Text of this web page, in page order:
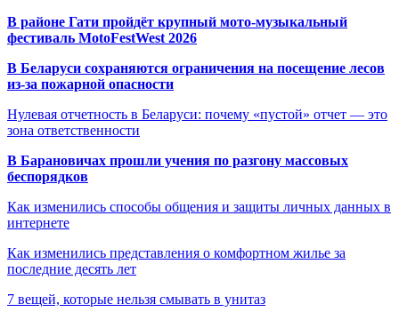
В районе Гати пройдёт крупный мото-музыкальный
фестиваль MotoFestWest 2026
В Беларуси сохраняются ограничения на посещение лесов
из-за пожарной опасности
Нулевая отчетность в Беларуси: почему «пустой» отчет — это
зона ответственности
В Барановичах прошли учения по разгону массовых
беспорядков
Как изменились способы общения и защиты личных данных в
интернете
Как изменились представления о комфортном жилье за
последние десять лет
7 вещей, которые нельзя смывать в унитаз